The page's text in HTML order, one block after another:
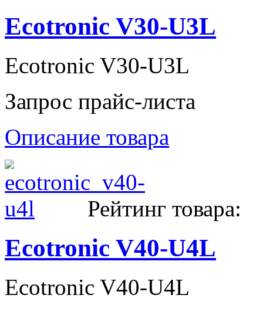
Ecotronic V30-U3L
Ecotronic V30-U3L
Запрос прайс-листа
Описание товара
Рейтинг товара:
Ecotronic V40-U4L
Ecotronic V40-U4L